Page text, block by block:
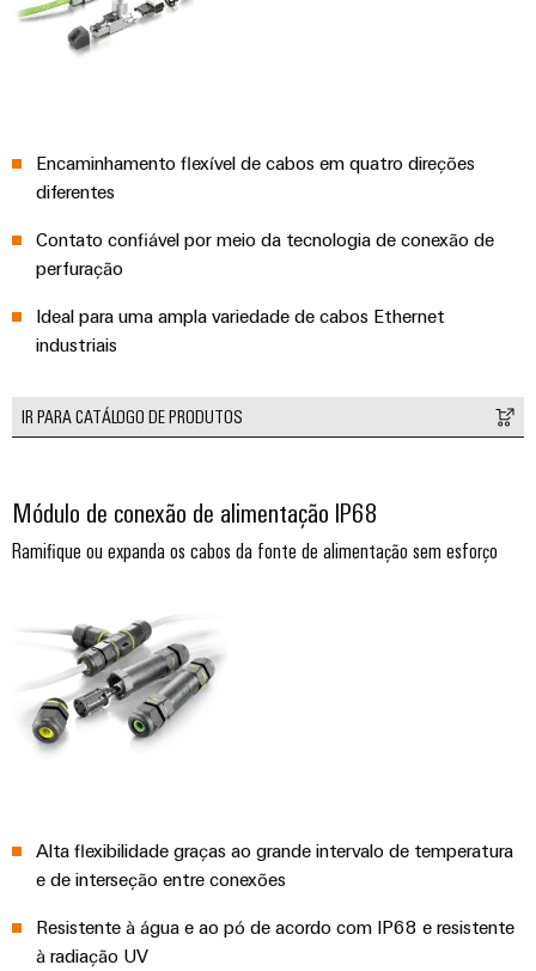
Configurator
intuitiva,
Encaminhamento flexível de cabos em quatro direções
diferentes
Contato confiável por meio da tecnologia de conexão de
perfuração
Ideal para uma ampla variedade de cabos Ethernet
industriais
IR PARA CATÁLOGO DE PRODUTOS
Módulo de conexão de alimentação IP68
Ramifique ou expanda os cabos da fonte de alimentação sem esforço
Alta flexibilidade graças ao grande intervalo de temperatura
e de interseção entre conexões
Resistente à água e ao pó de acordo com IP68 e resistente
à radiação UV